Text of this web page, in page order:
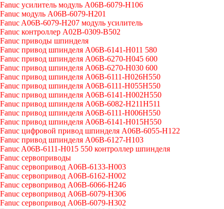
Fanuc усилитель модуль A06B-6079-H106
Fanuc модуль A06B-6079-H201
Fanuc A06B-6079-H207 модуль усилитель
Fanuc контроллер A02B-0309-B502
Fanuc приводы шпинделя
Fanuc привод шпинделя A06B-6141-H011 580
Fanuc привод шпинделя A06B-6270-H045 600
Fanuc привод шпинделя A06B-6270-H030 600
Fanuc привод шпинделя A06B-6111-H026H550
Fanuc привод шпинделя A06B-6111-H055H550
Fanuc привод шпинделя A06B-6141-H002H550
Fanuc привод шпинделя A06B-6082-H211H511
Fanuc привод шпинделя A06B-6111-H006H550
Fanuc привод шпинделя A06B-6141-H015H550
Fanuc цифровой привод шпинделя A06B-6055-H122
Fanuc привод шпинделя A06B-6127-H103
Fanuc A06B-6111-H015 550 контроллер шпинделя
Fanuc сервоприводы
Fanuc сервопривод A06B-6133-H003
Fanuc сервопривод A06B-6162-H002
Fanuc сервопривод A06B-6066-H246
Fanuc сервопривод A06B-6079-H306
Fanuc сервопривод A06B-6079-H302